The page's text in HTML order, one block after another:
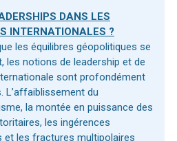
DANS LES
INTERNATIONALES ?
les équilibres géopolitiques se
les notions de leadership et de
sont profondément
L’affaiblissement du
la montée en puissance des
les ingérences
et les fractures multipolaires